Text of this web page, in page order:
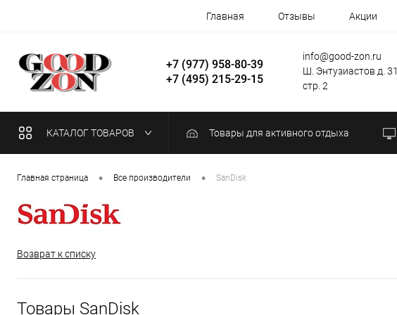
Главная Отзывы Акции
+7 (977) 958-80-39
+7 (495) 215-29-15
info@good-zon.ru
Ш. Энтузиастов д. 31
стр. 2
КАТАЛОГ ТОВАРОВ Товары для активного отдыха
Главная страница • Все производители • SanDisk
Возврат к списку
Товары SanDisk